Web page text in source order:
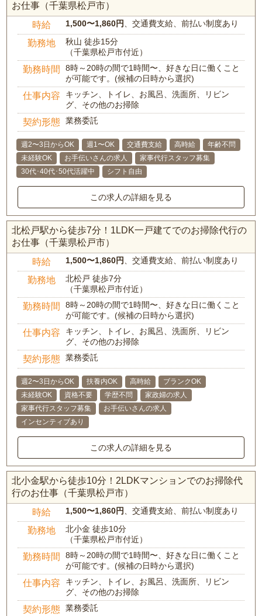
お仕事（千葉県松戸市）
時給 1,500〜1,860円 、交通費支給、前払い制度あり
勤務地
秋山 徒歩15分
（千葉県松戸市付近）
勤務時間
8時～20時の間で1時間〜、好きな日に働くこと
が可能です。(候補の日時から選択)
仕事内容
キッチン、トイレ、お風呂、洗面所、リビン
グ、その他のお掃除
契約形態 業務委託
週2〜3日からOK 週1〜OK 交通費支給 高時給
年齢不問
未経験OK
お手伝いさんの求人
家事代行スタッフ募集
30代･40代･50代活躍中
シフト自由
この求人の詳細を見る
北松戸駅から徒歩7分！1LDK一戸建てでのお掃除代行の
お仕事（千葉県松戸市）
時給 1,500〜1,860円 、交通費支給、前払い制度あり
勤務地
北松戸 徒歩7分
（千葉県松戸市付近）
勤務時間
8時～20時の間で1時間〜、好きな日に働くこと
が可能です。(候補の日時から選択)
仕事内容
キッチン、トイレ、お風呂、洗面所、リビン
グ、その他のお掃除
契約形態 業務委託
週2〜3日からOK 扶養内OK 高時給
ブランクOK
未経験OK
資格不要 学歴不問
家政婦の求人
家事代行スタッフ募集
お手伝いさんの求人
インセンティブあり
この求人の詳細を見る
北小金駅から徒歩10分！2LDKマンションでのお掃除代
行のお仕事（千葉県松戸市）
時給 1,500〜1,860円 、交通費支給、前払い制度あり
勤務地
北小金 徒歩10分
（千葉県松戸市付近）
勤務時間
8時～20時の間で1時間〜、好きな日に働くこと
が可能です。(候補の日時から選択)
仕事内容
キッチン、トイレ、お風呂、洗面所、リビン
グ、その他のお掃除
契約形態 業務委託